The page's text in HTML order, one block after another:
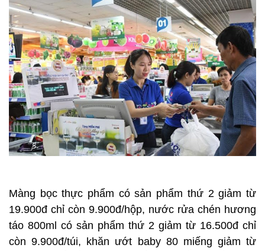
Màng bọc thực phẩm có sản phẩm thứ 2 giảm từ
19.900đ chỉ còn 9.900đ/hộp, nước rửa chén hương
táo 800ml có sản phẩm thứ 2 giảm từ 16.500đ chỉ
còn 9.900đ/túi, khăn ướt baby 80 miếng giảm từ